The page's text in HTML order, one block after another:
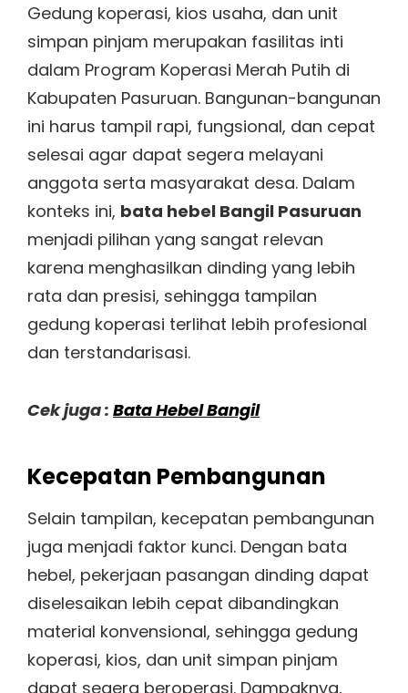
Gedung koperasi, kios usaha, dan unit
simpan pinjam merupakan fasilitas inti
dalam Program Koperasi Merah Putih di
Kabupaten Pasuruan. Bangunan-bangunan
ini harus tampil rapi, fungsional, dan cepat
selesai agar dapat segera melayani
anggota serta masyarakat desa. Dalam
konteks ini, bata hebel Bangil Pasuruan
menjadi pilihan yang sangat relevan
karena menghasilkan dinding yang lebih
rata dan presisi, sehingga tampilan
gedung koperasi terlihat lebih profesional
dan terstandarisasi.
Cek juga : Bata Hebel Bangil
Kecepatan Pembangunan
Selain tampilan, kecepatan pembangunan
juga menjadi faktor kunci. Dengan bata
hebel, pekerjaan pasangan dinding dapat
diselesaikan lebih cepat dibandingkan
material konvensional, sehingga gedung
koperasi, kios, dan unit simpan pinjam
dapat segera beroperasi. Dampaknya,